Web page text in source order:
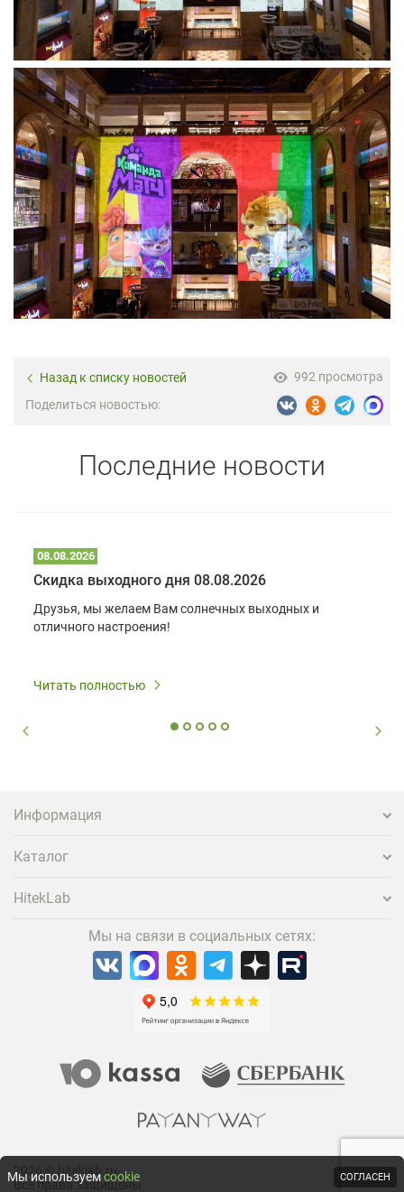
Назад к списку новостей
992 просмотра
Поделиться новостью:
Последние новости
08.08.2026
Скидка выходного дня 08.08.2026
Друзья, мы желаем Вам солнечных выходных и
отличного настроения!
Читать полностью
Информация
Каталог
HitekLab
Мы на связи в социальных сетях:
2026 © hiteklab.ru
Все права защищены.
Мы используемcookie СОГЛАСЕН